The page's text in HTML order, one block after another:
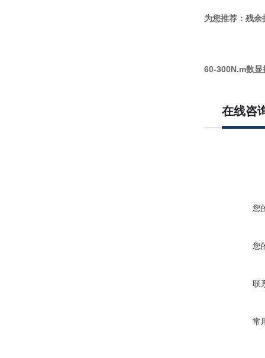
为您推荐：残
60-300N.m数显
在线咨
您
您
联
常